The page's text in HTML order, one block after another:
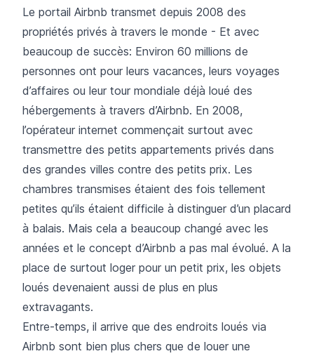
Le portail Airbnb transmet depuis 2008 des
propriétés privés à travers le monde - Et avec
beaucoup de succès: Environ 60 millions de
personnes ont pour leurs vacances, leurs voyages
d’affaires ou leur tour mondiale déjà loué des
hébergements à travers d’Airbnb. En 2008,
l’opérateur internet commençait surtout avec
transmettre des petits appartements privés dans
des grandes villes contre des petits prix. Les
chambres transmises étaient des fois tellement
petites qu’ils étaient difficile à distinguer d’un placard
à balais. Mais cela a beaucoup changé avec les
années et le concept d’Airbnb a pas mal évolué. A la
place de surtout loger pour un petit prix, les objets
loués devenaient aussi de plus en plus
extravagants.
Entre-temps, il arrive que des endroits loués via
Airbnb sont bien plus chers que de louer une